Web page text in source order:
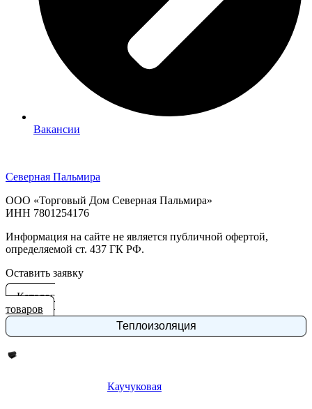
Вакансии
Северная Пальмира
ООО «Торговый Дом Северная Пальмира»
ИНН 7801254176
Информация на сайте не является публичной офертой,
определяемой ст. 437 ГК РФ.
Оставить заявку
Каталог
товаров
Теплоизоляция
Каучуковая